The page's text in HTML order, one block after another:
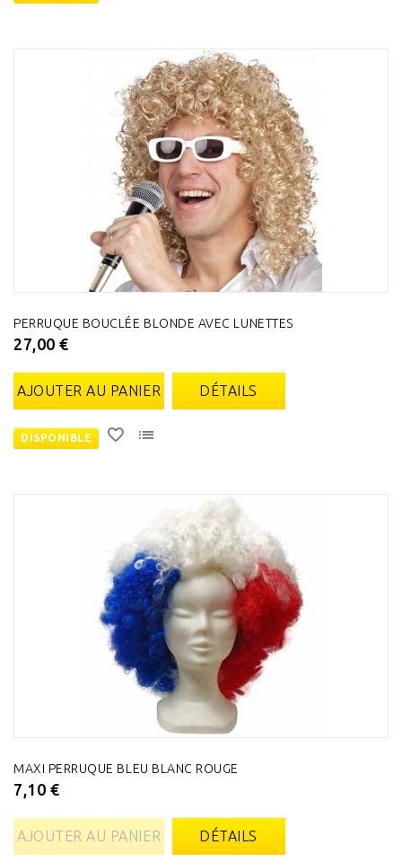
PERRUQUE BOUCLÉE BLONDE AVEC LUNETTES
27,00 €
AJOUTER AU PANIER DÉTAILS
DISPONIBLE
MAXI PERRUQUE BLEU BLANC ROUGE
7,10 €
AJOUTER AU PANIER DÉTAILS